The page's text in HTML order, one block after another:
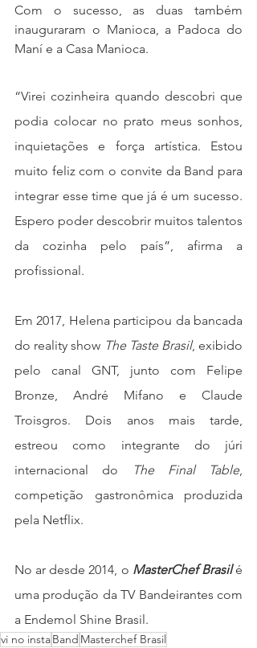
Com o sucesso, as duas também
inauguraram o Manioca, a Padoca do
Maní e a Casa Manioca.
“Virei cozinheira quando descobri que
podia colocar no prato meus sonhos,
inquietações e força artística. Estou
muito feliz com o convite da Band para
integrar esse time que já é um sucesso.
Espero poder descobrir muitos talentos
da cozinha pelo país”, afirma a
profissional.
Em 2017, Helena participou da bancada
do reality show The Taste Brasil, exibido
pelo canal GNT, junto com Felipe
Bronze, André Mifano e Claude
Troisgros. Dois anos mais tarde,
estreou como integrante do júri
internacional do
The Final Table,
competição gastronômica produzida
pela Netflix.
No ar desde 2014, o MasterChef Brasil é
uma produção da TV Bandeirantes com
a Endemol Shine Brasil.
vi no instaBand Masterchef Brasil